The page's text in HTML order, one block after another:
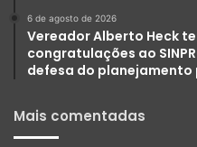
6 de agosto de 2026
Vereador Alberto Heck
congratulações ao
defesa do
Mais comentadas